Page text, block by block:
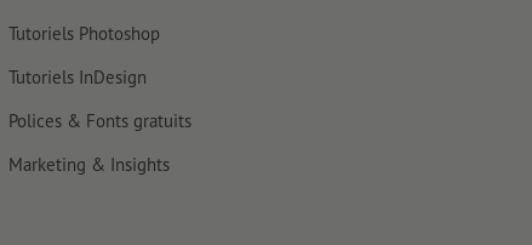
Tutoriels Photoshop
Tutoriels InDesign
Polices & Fonts gratuits
Marketing & Insights